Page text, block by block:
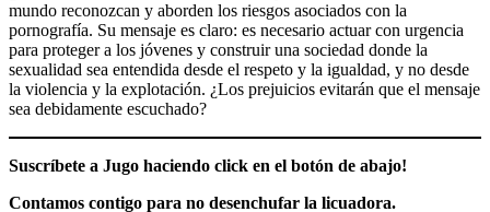
mundo reconozcan y aborden los riesgos asociados con la
pornografía. Su mensaje es claro: es necesario actuar con urgencia
para proteger a los jóvenes y construir una sociedad donde la
sexualidad sea entendida desde el respeto y la igualdad, y no desde
la violencia y la explotación. ¿Los prejuicios evitarán que el mensaje
sea debidamente escuchado?
Suscríbete a Jugo haciendo click en el botón de abajo!
Contamos contigo para no desenchufar la licuadora.